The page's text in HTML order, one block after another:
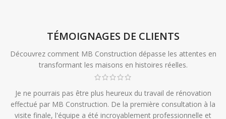
TÉMOIGNAGES DE CLIENTS
Découvrez comment MB Construction dépasse les attentes en
transformant les maisons en histoires réelles.
Je ne pourrais pas être plus heureux du travail de rénovation
effectué par MB Construction. De la première consultation à la
visite finale, l'équipe a été incroyablement professionnelle et